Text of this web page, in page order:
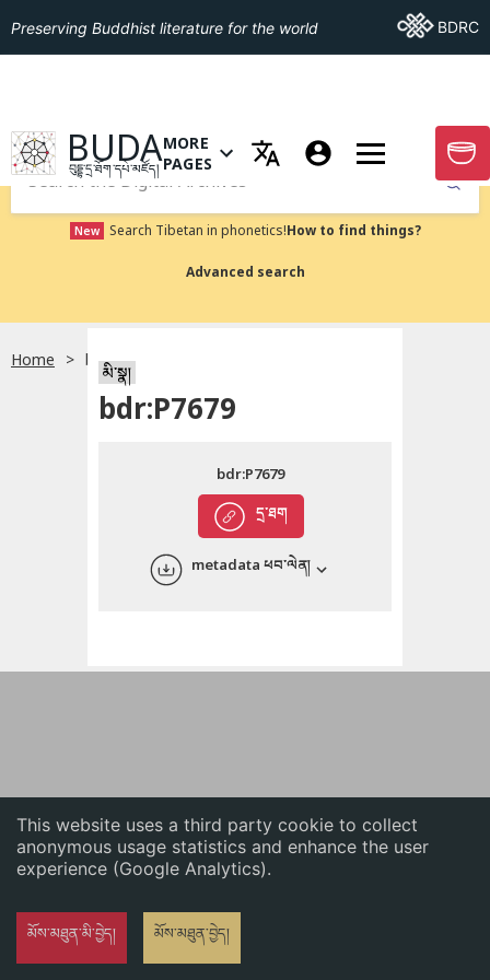
This website uses a third party cookie to collect
anonymous usage statistics and enhance the user
experience (Google Analytics).
མོས་མཐུན་མི་བྱེད། མོས་མཐུན་བྱེད།
English
Preserving Buddhist literature for the world Go ToBDRC
GO TO HOMEPAGE
BUDA
བུདྡྷ་དྲ་ཐོག་དཔེ་མཛོད།
OPEN MENU OF MORE PAGES
MORE
PAGES
GO
Submit
New Search Tibetan in phonetics!How to find things?
Advanced search
Home bdr:P7679
མི་སྣ།
bdr:P7679
དྲ་ཐག
bdr:P7679
metadata ཕབ་ལེན།